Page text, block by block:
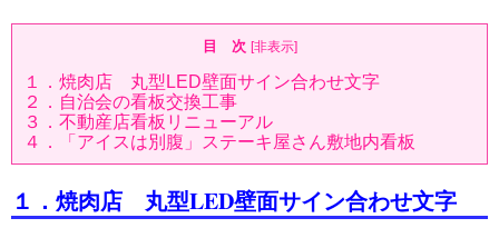
目 次 [非表示]
１．焼肉店 丸型LED壁面サイン合わせ文字
２．自治会の看板交換工事
３．不動産店看板リニューアル
４．「アイスは別腹」ステーキ屋さん敷地内看板
１．焼肉店 丸型LED壁面サイン合わせ文字